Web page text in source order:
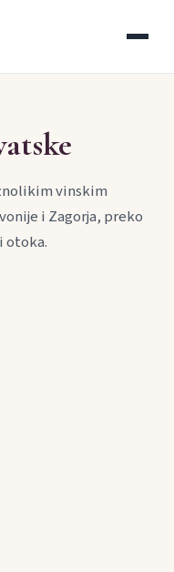
vinskim
i Zagorja, preko
otoka.